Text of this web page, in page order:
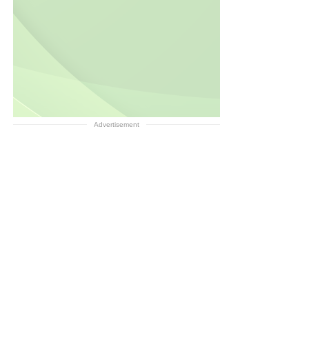
Advertisement